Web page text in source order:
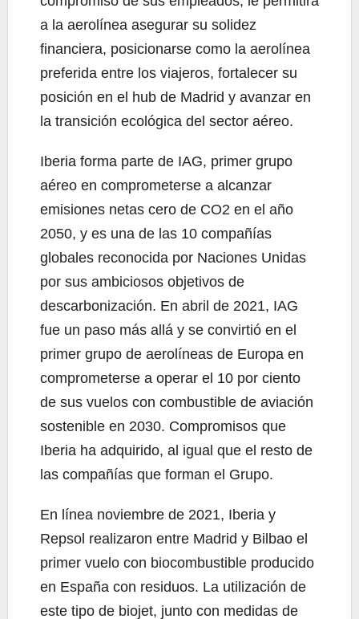
a la aerolínea asegurar su solidez
financiera, posicionarse como la aerolínea
preferida entre los viajeros, fortalecer su
posición en el hub de Madrid y avanzar en
la transición ecológica del sector aéreo.
Iberia forma parte de IAG, primer grupo
aéreo en comprometerse a alcanzar
emisiones netas cero de CO2 en el año
2050, y es una de las 10 compañías
globales reconocida por Naciones Unidas
por sus ambiciosos objetivos de
descarbonización. En abril de 2021, IAG
fue un paso más allá y se convirtió en el
primer grupo de aerolíneas de Europa en
comprometerse a operar el 10 por ciento
de sus vuelos con combustible de aviación
sostenible en 2030. Compromisos que
Iberia ha adquirido, al igual que el resto de
las compañías que forman el Grupo.
En línea noviembre de 2021, Iberia y
Repsol realizaron entre Madrid y Bilbao el
primer vuelo con biocombustible producido
en España con residuos. La utilización de
este tipo de biojet, junto con medidas de